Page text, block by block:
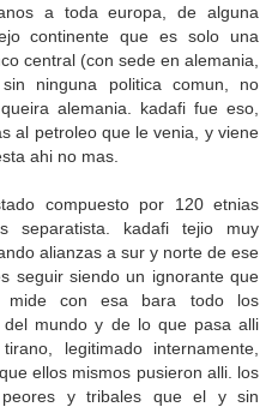
a toda europa, de alguna
continente que es solo una
central (con sede en alemania,
ninguna politica comun, no
alemania. kadafi fue eso,
al petroleo que le venia, y viene
ahi no mas.
compuesto por 120 etnias
separatista. kadafi tejio muy
alianzas a sur y norte de ese
seguir siendo un ignorante que
con esa bara todo los
del mundo y de lo que pasa alli
legitimado internamente,
ellos mismos pusieron alli. los
y tribales que el y sin